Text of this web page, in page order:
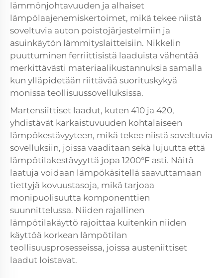
lämmönjohtavuuden ja alhaiset
lämpölaajenemiskertoimet, mikä tekee niistä
soveltuvia auton poistojärjestelmiin ja
asuinkäytön lämmityslaitteisiin. Nikkelin
puuttuminen ferriittisistä laaduista vähentää
merkittävästi materiaalikustannuksia samalla
kun ylläpidetään riittävää suorituskykyä
monissa teollisuussovelluksissa.
Martensiittiset laadut, kuten 410 ja 420,
yhdistävät karkaistuvuuden kohtalaiseen
lämpökestävyyteen, mikä tekee niistä soveltuvia
sovelluksiin, joissa vaaditaan sekä lujuutta että
lämpötilakestävyyttä jopa 1200°F asti. Näitä
laatuja voidaan lämpökäsitellä saavuttamaan
tiettyjä kovuustasoja, mikä tarjoaa
monipuolisuutta komponenttien
suunnittelussa. Niiden rajallinen
lämpötilakäyttö rajoittaa kuitenkin niiden
käyttöä korkean lämpötilan
teollisuusprosesseissa, joissa austeniittiset
laadut loistavat.